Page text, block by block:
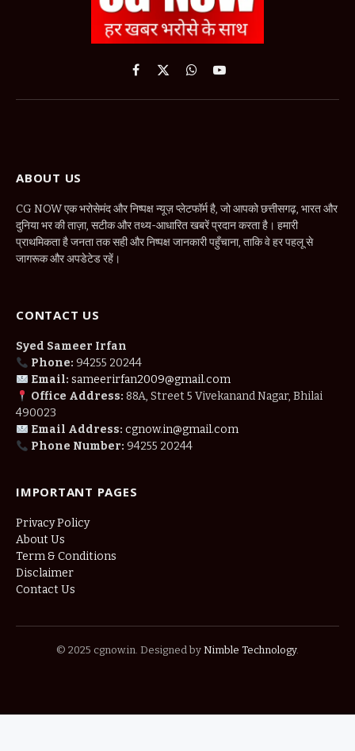
Facebook
X
WhatsApp
YouTube
ABOUT US
CG NOW एक भरोसेमंद और निष्पक्ष न्यूज़ प्लेटफॉर्म है, जो आपको छत्तीसगढ़, भारत और
दुनिया भर की ताज़ा, सटीक और तथ्य-आधारित खबरें प्रदान करता है। हमारी
प्राथमिकता है जनता तक सही और निष्पक्ष जानकारी पहुँचाना, ताकि वे हर पहलू से
जागरूक और अपडेटेड रहें।
CONTACT US
Syed Sameer Irfan
Phone: 94255 20244
Email: sameerirfan2009@gmail.com
Office Address: 88A, Street 5 Vivekanand Nagar, Bhilai
490023
Email Address: cgnow.in@gmail.com
Phone Number: 94255 20244
IMPORTANT PAGES
Privacy Policy
About Us
Term & Conditions
Disclaimer
Contact Us
© 2025 cgnow.in. Designed by Nimble Technology.